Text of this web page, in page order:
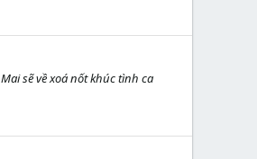
sẽ về xoá nốt khúc tình ca